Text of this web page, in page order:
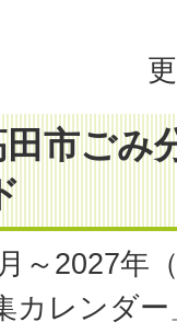
市ごみ
～2027年
カレンダ